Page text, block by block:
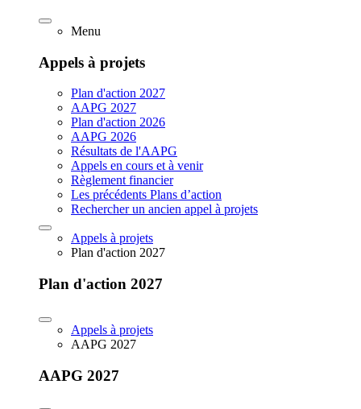
Menu
Appels à projets
Plan d'action 2027
AAPG 2027
Plan d'action 2026
AAPG 2026
Résultats de l'AAPG
Appels en cours et à venir
Règlement financier
Les précédents Plans d’action
Rechercher un ancien appel à projets
Appels à projets
Plan d'action 2027
Plan d'action 2027
Appels à projets
AAPG 2027
AAPG 2027